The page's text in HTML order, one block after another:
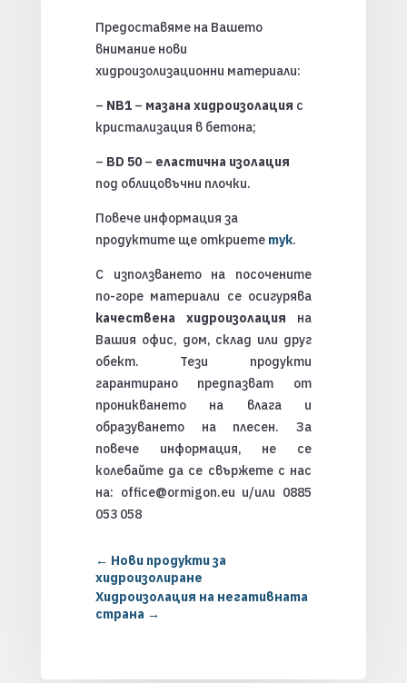
Предоставяме на Вашето
внимание нови
хидроизолизационни материали:
– NB1– мазана хидроизолация с
кристализация в бетона;
– BD 50– еластична изолация
под облицовъчни плочки.
Повече информация за
продуктите ще откриете тук.
С използването на посочените
по-горе материали се осигурява
качествена хидроизолация на
Вашия офис, дом, склад или друг
обект. Тези продукти
гарантирано предпазват от
проникването на влага и
образуването на плесен. За
повече информация, не се
колебайте да се свържете с нас
на: office@ormigon.eu и/или 0885
053 058
← Нови продукти за
хидроизолиране
Хидроизолация на негативната
страна →